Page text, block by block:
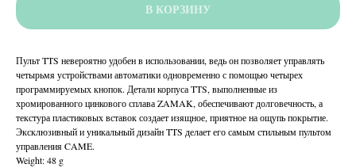
В КОРЗИНУ
Пульт TTS невероятно удобен в использовании, ведь он позволяет управлять
четырьмя устройствами автоматики одновременно с помощью четырех
программируемых кнопок. Детали корпуса TTS, выполненные из
хромированного цинкового сплава ZAMAK, обеспечивают долговечность, а
текстура пластиковых вставок создает изящное, приятное на ощупь покрытие.
Эксклюзивный и уникальный дизайн TTS делает его самым стильным пультом
управления CAME.
Weight: 48 g